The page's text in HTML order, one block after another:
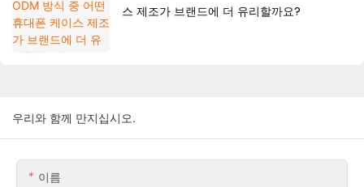
스 제조가 브랜드에 더 유리할까요?
우리와 함께 만지십시오.
이름